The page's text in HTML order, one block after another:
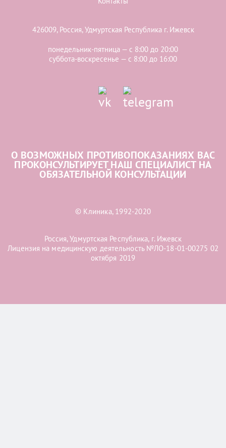
426009, Россия, Удмуртская Республика г. Ижевск
понедельник-пятница — с 8:00 до 20:00
суббота-воскресенье — с 8:00 до 16:00
О ВОЗМОЖНЫХ ПРОТИВОПОКАЗАНИЯХ ВАС
ПРОКОНСУЛЬТИРУЕТ НАШ СПЕЦИАЛИСТ НА
ОБЯЗАТЕЛЬНОЙ КОНСУЛЬТАЦИИ
© Клиника, 1992-2020
Россия, Удмуртская Республика, г. Ижевск
Лицензия на медицинскую деятельность №ЛО-18-01-00275 02
октября 2019